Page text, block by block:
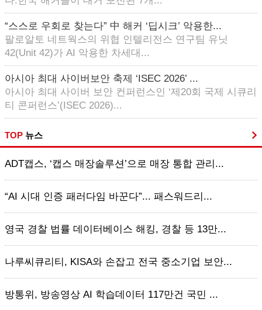
“스스로 우회로 찾는다” 中 해커 ‘딥시크’ 악용한...
팔로알토 네트웍스의 위협 인텔리전스 연구팀 유닛
42(Unit 42)가 AI 악용한 차세대...
아시아 최대 사이버보안 축제 ‘ISEC 2026’ ...
아시아 최대 사이버 보안 컨퍼런스인 ‘제20회 국제 시큐리
티 콘퍼런스’(ISEC 2026)...
TOP 뉴스
ADT캡스, ‘캡스 매장솔루션’으로 매장 통합 관리...
“AI 시대 인증 패러다임 바꾼다”... 패스워드리...
영국 경찰 법률 데이터베이스 해킹, 경찰 등 13만...
나루씨큐리티, KISA와 손잡고 전국 중소기업 보안...
방통위, 방송영상 AI 학습데이터 117만건 국민 ...